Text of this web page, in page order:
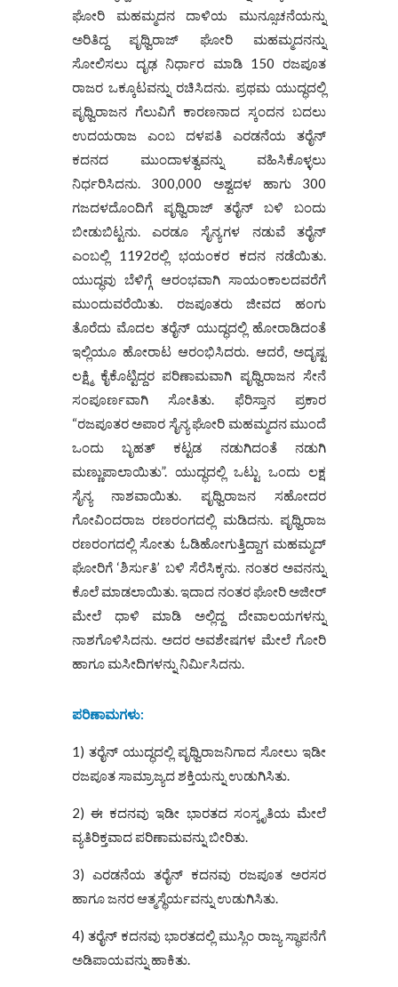
ಘೋರಿ ಮಹಮ್ಮದನ ದಾಳಿಯ ಮುನ್ಸೂಚನೆಯನ್ನು
ಅರಿತಿದ್ದ ಪೃಥ್ವಿರಾಜ್ ಘೋರಿ ಮಹಮ್ಮದನನ್ನು
ಸೋಲಿಸಲು ದೃಢ ನಿರ್ಧಾರ ಮಾಡಿ 150 ರಜಪೂತ
ರಾಜರ ಒಕ್ಕೂಟವನ್ನು ರಚಿಸಿದನು. ಪ್ರಥಮ ಯುದ್ಧದಲ್ಲಿ
ಪೃಥ್ವಿರಾಜನ ಗೆಲುವಿಗೆ ಕಾರಣನಾದ ಸ್ಕಂದನ ಬದಲು
ಉದಯರಾಜ ಎಂಬ ದಳಪತಿ ಎರಡನೆಯ ತರೈನ್
ಕದನದ ಮುಂದಾಳತ್ವವನ್ನು ವಹಿಸಿಕೊಳ್ಳಲು
ನಿರ್ಧರಿಸಿದನು. 300,000 ಅಶ್ವದಳ ಹಾಗು 300
ಗಜದಳದೊಂದಿಗೆ ಪೃಥ್ವಿರಾಜ್ ತರೈನ್ ಬಳಿ ಬಂದು
ಬೀಡುಬಿಟ್ಟನು. ಎರಡೂ ಸೈನ್ಯಗಳ ನಡುವೆ ತರೈನ್
ಎಂಬಲ್ಲಿ 1192ರಲ್ಲಿ ಭಯಂಕರ ಕದನ ನಡೆಯಿತು.
ಯುದ್ಧವು ಬೆಳಿಗ್ಗೆ ಆರಂಭವಾಗಿ ಸಾಯಂಕಾಲದವರೆಗೆ
ಮುಂದುವರೆಯಿತು. ರಜಪೂತರು ಜೀವದ ಹಂಗು
ತೊರೆದು ಮೊದಲ ತರೈನ್ ಯುದ್ಧದಲ್ಲಿ ಹೋರಾಡಿದಂತೆ
ಇಲ್ಲಿಯೂ ಹೋರಾಟ ಆರಂಭಿಸಿದರು. ಆದರೆ, ಅದೃಷ್ಟ
ಲಕ್ಷ್ಮಿ ಕೈಕೊಟ್ಟಿದ್ದರ ಪರಿಣಾಮವಾಗಿ ಪೃಥ್ವಿರಾಜನ ಸೇನೆ
ಸಂಪೂರ್ಣವಾಗಿ ಸೋತಿತು. ಫೆರಿಸ್ತಾನ ಪ್ರಕಾರ
“ರಜಪೂತರ ಅಪಾರ ಸೈನ್ಯ ಘೋರಿ ಮಹಮ್ಮದನ ಮುಂದೆ
ಒಂದು ಬೃಹತ್ ಕಟ್ಟಡ ನಡುಗಿದಂತೆ ನಡುಗಿ
ಮಣ್ಣುಪಾಲಾಯಿತು”. ಯುದ್ಧದಲ್ಲಿ ಒಟ್ಟು ಒಂದು ಲಕ್ಷ
ಸೈನ್ಯ ನಾಶವಾಯಿತು. ಪೃಥ್ವಿರಾಜನ ಸಹೋದರ
ಗೋವಿಂದರಾಜ ರಣರಂಗದಲ್ಲಿ ಮಡಿದನು. ಪೃಥ್ವಿರಾಜ
ರಣರಂಗದಲ್ಲಿ ಸೋತು ಓಡಿಹೋಗುತ್ತಿದ್ದಾಗ ಮಹಮ್ಮದ್
ಘೋರಿಗೆ ‘ಶಿರ್ಸುತಿ’ ಬಳಿ ಸೆರೆಸಿಕ್ಕನು. ನಂತರ ಅವನನ್ನು
ಕೊಲೆ ಮಾಡಲಾಯಿತು. ಇದಾದ ನಂತರ ಘೋರಿ ಅಜೀರ್
ಮೇಲೆ ಧಾಳಿ ಮಾಡಿ ಅಲ್ಲಿದ್ದ ದೇವಾಲಯಗಳನ್ನು
ನಾಶಗೊಳಿಸಿದನು. ಅದರ ಅವಶೇಷಗಳ ಮೇಲೆ ಗೋರಿ
ಹಾಗೂ ಮಸೀದಿಗಳನ್ನು ನಿರ್ಮಿಸಿದನು.
ಪರಿಣಾಮಗಳು:
1) ತರೈನ್ ಯುದ್ಧದಲ್ಲಿ ಪೃಥ್ವಿರಾಜನಿಗಾದ ಸೋಲು ಇಡೀ
ರಜಪೂತ ಸಾಮ್ರಾಜ್ಯದ ಶಕ್ತಿಯನ್ನು ಉಡುಗಿಸಿತು.
2) ಈ ಕದನವು ಇಡೀ ಭಾರತದ ಸಂಸ್ಕೃತಿಯ ಮೇಲೆ
ವ್ಯತಿರಿಕ್ತವಾದ ಪರಿಣಾಮವನ್ನು ಬೀರಿತು.
3) ಎರಡನೆಯ ತರೈನ್ ಕದನವು ರಜಪೂತ ಅರಸರ
ಹಾಗೂ ಜನರ ಆತ್ಮಸ್ಥೆರ್ಯವನ್ನು ಉಡುಗಿಸಿತು.
4) ತರೈನ್ ಕದನವು ಭಾರತದಲ್ಲಿ ಮುಸ್ಲಿಂ ರಾಜ್ಯ ಸ್ಥಾಪನೆಗೆ
ಅಡಿಪಾಯವನ್ನು ಹಾಕಿತು.